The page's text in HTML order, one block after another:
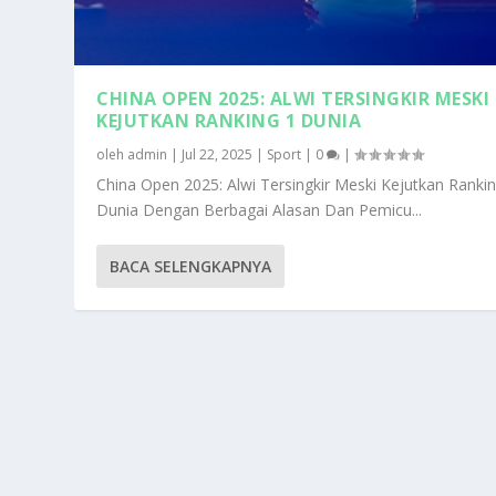
CHINA OPEN 2025: ALWI TERSINGKIR MESKI
KEJUTKAN RANKING 1 DUNIA
oleh admin | Jul 22, 2025 | Sport | 0 |
China Open 2025: Alwi Tersingkir Meski Kejutkan
Dunia Dengan Berbagai Alasan Dan Pemicu...
BACA SELENGKAPNYA